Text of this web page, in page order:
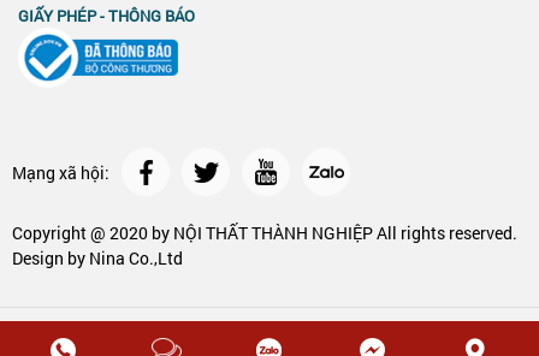
GIẤY PHÉP - THÔNG BÁO
Mạng xã hội:
Copyright @ 2020 by NỘI THẤT THÀNH NGHIỆPAll rights reserved.
Design by Nina Co.,Ltd
Copyright @ 2020 by NỘI THẤT THÀNH NGHIỆP All rights reserved.